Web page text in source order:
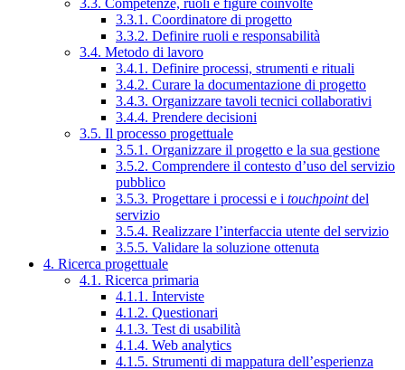
3.3. Competenze, ruoli e figure coinvolte
3.3.1. Coordinatore di progetto
3.3.2. Definire ruoli e responsabilità
3.4. Metodo di lavoro
3.4.1. Definire processi, strumenti e rituali
3.4.2. Curare la documentazione di progetto
3.4.3. Organizzare tavoli tecnici collaborativi
3.4.4. Prendere decisioni
3.5. Il processo progettuale
3.5.1. Organizzare il progetto e la sua gestione
3.5.2. Comprendere il contesto d’uso del servizio
pubblico
3.5.3. Progettare i processi e i touchpointdel
servizio
3.5.4. Realizzare l’interfaccia utente del servizio
3.5.5. Validare la soluzione ottenuta
4. Ricerca progettuale
4.1. Ricerca primaria
4.1.1. Interviste
4.1.2. Questionari
4.1.3. Test di usabilità
4.1.4. Web analytics
4.1.5. Strumenti di mappatura dell’esperienza